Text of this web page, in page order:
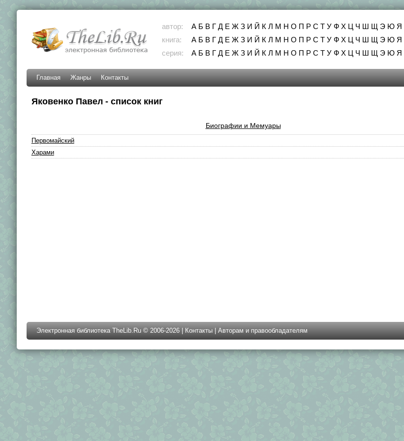
автор: А Б В Г Д Е Ж З И Й К Л М Н О П Р С Т У Ф Х Ц Ч Ш Щ Э Ю Я
книга:
А Б В Г Д Е Ж З И Й К Л М Н О П Р С Т У Ф Х Ц Ч Ш Щ Э Ю Я
серия:
А Б В Г Д Е Ж З И Й К Л М Н О П Р С Т У Ф Х Ц Ч Ш Щ Э Ю Я
Главная Жанры Контакты
Яковенко Павел - список книг
Биографии и Мемуары
Первомайский
Харами
Электронная библиотека TheLib.Ru © 2006-2026 | Контакты| Авторам и правообладателям